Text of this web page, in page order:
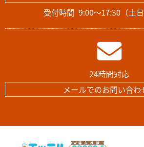
受付時間 9:00～17:30（土日
24時間対応
メールでのお問い合わ